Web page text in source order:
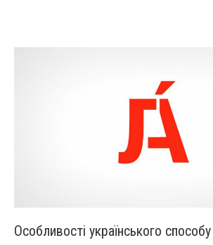
Особливості українського